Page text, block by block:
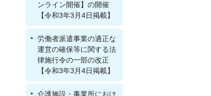
ンライン開催】の開催
【令和3年3月4日掲載】
労働者派遣事業の適正な
運営の確保等に関する法
律施行令の一部の改正
【令和3年3月4日掲載】
介護施設・事業所におけ